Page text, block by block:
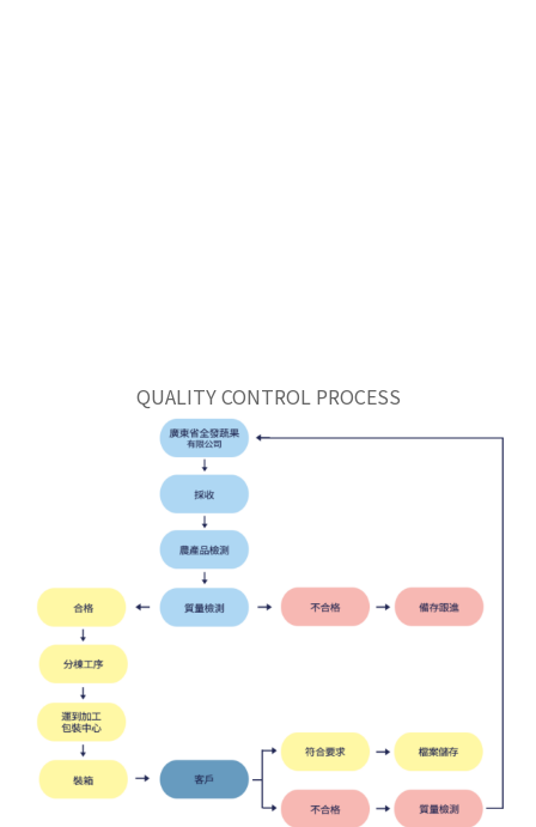
QUALITY CONTROL PROCESS